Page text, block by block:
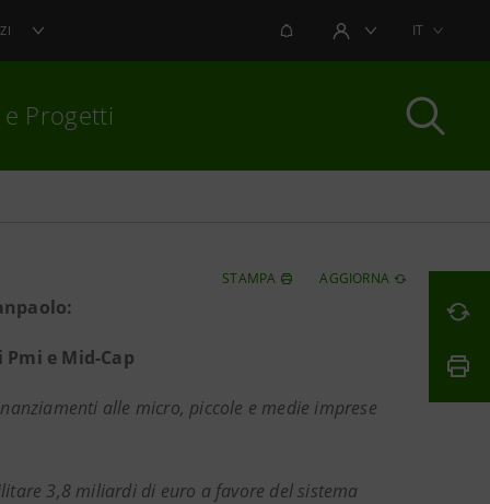
NOTIFICHEAREA UTENTEIT
e Progetti
STAMPA AGGIORNA
e Mid-Cap
alle micro, piccole e medie imprese
3,8 miliardi di euro a favore del sistema